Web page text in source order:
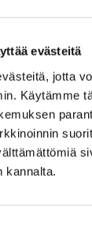
evästeitä
jotta
Käytämme
kannalta.
ranta